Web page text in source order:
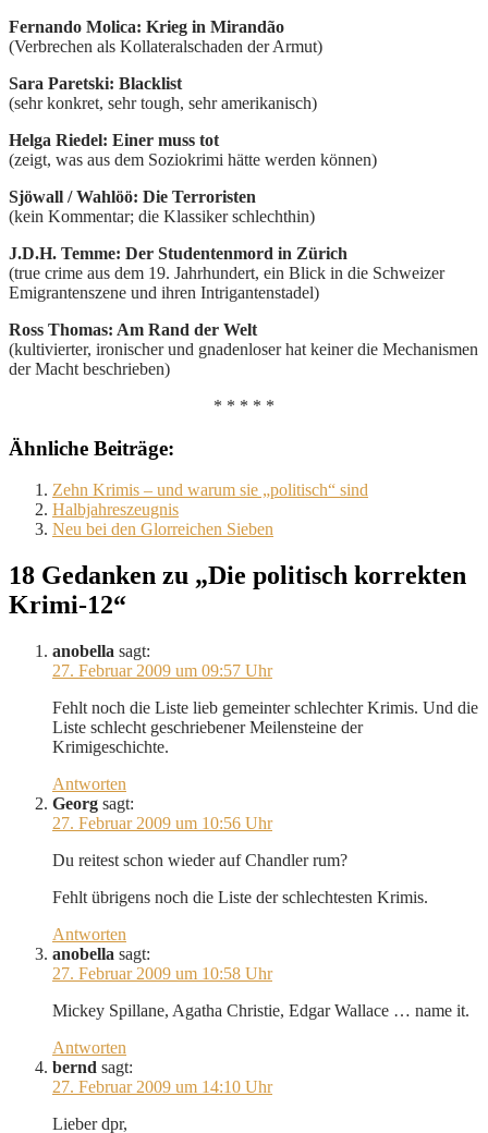
Fernando Molica: Krieg in Mirandão
(Verbrechen als Kollateralschaden der Armut)
Sara Paretski: Blacklist
(sehr konkret, sehr tough, sehr amerikanisch)
Helga Riedel: Einer muss tot
(zeigt, was aus dem Soziokrimi hätte werden können)
Sjöwall / Wahlöö: Die Terroristen
(kein Kommentar; die Klassiker schlechthin)
J.D.H. Temme: Der Studentenmord in Zürich
(true crime aus dem 19. Jahrhundert, ein Blick in die Schweizer
Emigrantenszene und ihren Intrigantenstadel)
Ross Thomas: Am Rand der Welt
(kultivierter, ironischer und gnadenloser hat keiner die Mechanismen
der Macht beschrieben)
* * * * *
Ähnliche Beiträge:
Zehn Krimis – und warum sie „politisch“ sind
Halbjahreszeugnis
Neu bei den Glorreichen Sieben
18 Gedanken zu „Die politisch korrekten
Krimi-12“
anobella sagt:
27. Februar 2009 um 09:57 Uhr
Fehlt noch die Liste lieb gemeinter schlechter Krimis. Und die
Liste schlecht geschriebener Meilensteine der
Krimigeschichte.
Antworten
Georg sagt:
27. Februar 2009 um 10:56 Uhr
Du reitest schon wieder auf Chandler rum?
Fehlt übrigens noch die Liste der schlechtesten Krimis.
Antworten
anobella sagt:
27. Februar 2009 um 10:58 Uhr
Mickey Spillane, Agatha Christie, Edgar Wallace … name it.
Antworten
bernd sagt:
27. Februar 2009 um 14:10 Uhr
Lieber dpr,